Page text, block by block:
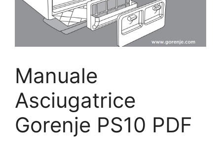
Manuale
Asciugatrice
Gorenje PS10 PDF